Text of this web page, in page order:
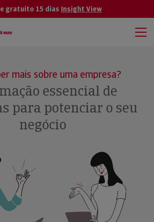
gratuito 15 dias Insight View
mais sobre uma empresa?
essencial de
para potenciar o seu
negócio